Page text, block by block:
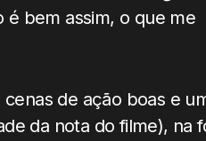
bem assim, o que me
de ação boas e
da nota do filme), na